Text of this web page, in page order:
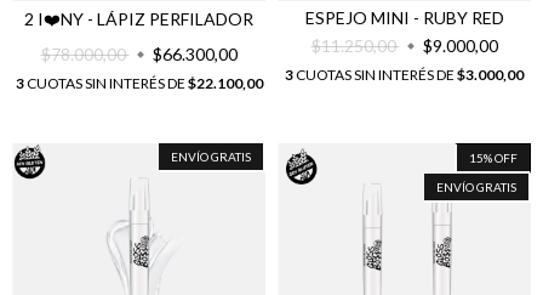
2 I❤️NY - LÁPIZ PERFILADOR
$78.000,00
$66.300,00
3CUOTAS SIN INTERÉS DE $22.100,00
ESPEJO MINI - RUBY RED
$11.250,00
$9.000,00
3CUOTAS SIN INTERÉS DE $3.000,00
ENVÍO GRATIS 15%OFF
ENVÍO GRATIS